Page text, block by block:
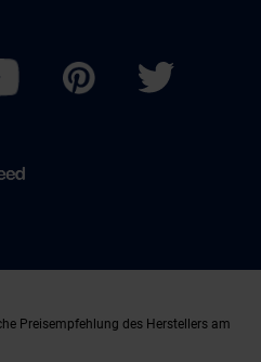
Preisempfehlung des Herstellers am